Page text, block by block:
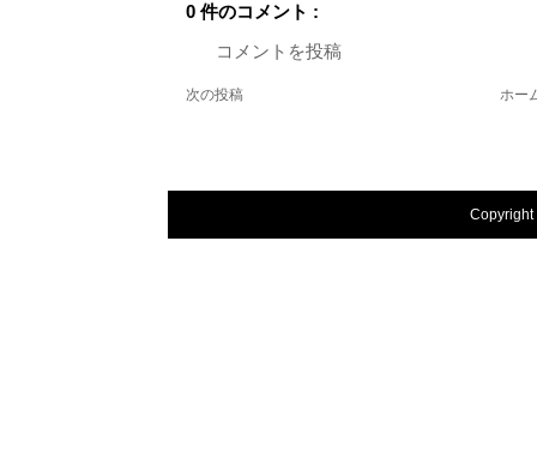
0 件のコメント :
コメントを投稿
次の投稿 ホー
Copyright